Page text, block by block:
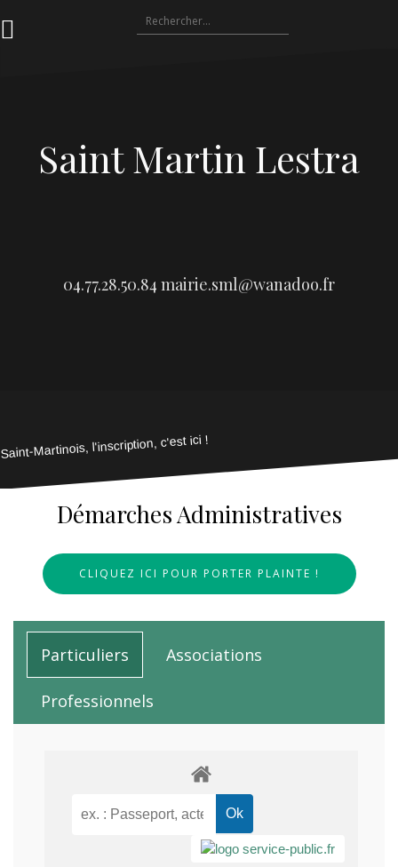
au
Rechercher :
Saint Martin Lestra
04.77.28.50.84 mairie.sml@wanadoo.fr
Saint-Martinois, l'inscription, c'est ici !
Démarches Administratives
CLIQUEZ ICI POUR PORTER PLAINTE !
Particuliers Associations
Professionnels